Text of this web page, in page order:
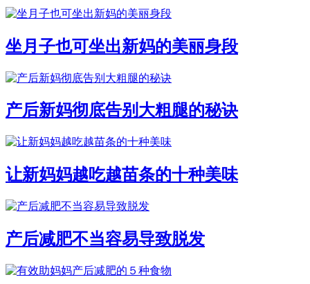
坐月子也可坐出新妈的美丽身段
产后新妈彻底告别大粗腿的秘诀
让新妈妈越吃越苗条的十种美味
产后减肥不当容易导致脱发